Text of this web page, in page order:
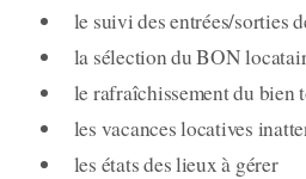
le suivi des entrées/sorties
la sélection du BON
le rafraîchissement du bien
les vacances locatives
les états des lieux à gérer